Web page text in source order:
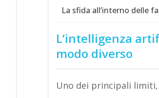
La sfida all’interno delle
L’intelligenza
modo diverso
Uno dei principali